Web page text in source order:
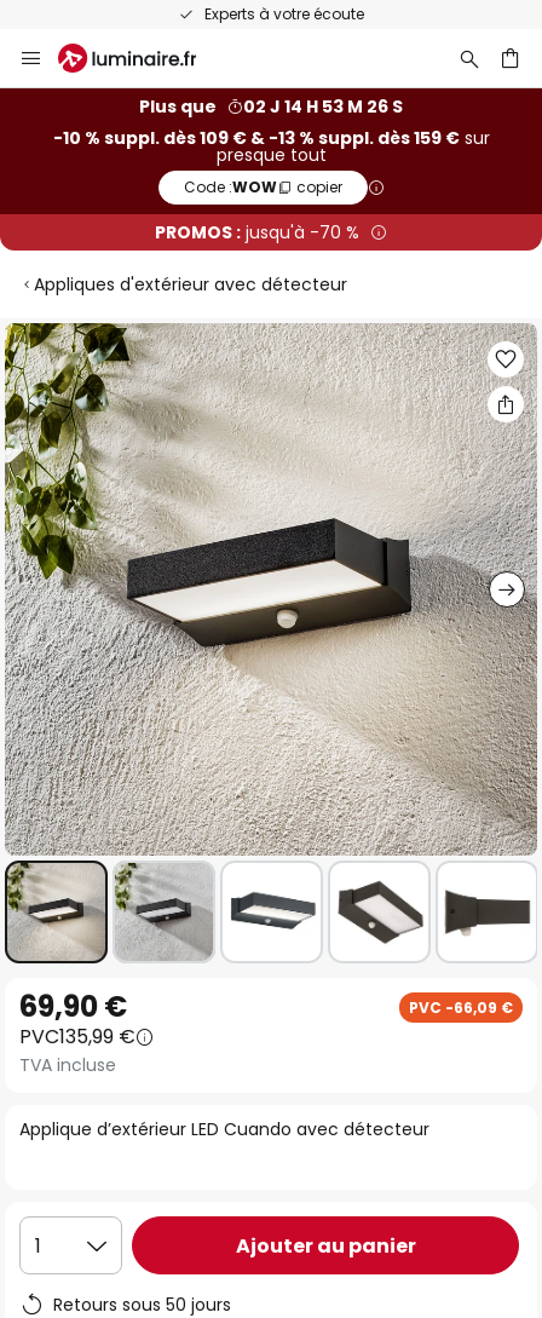
Experts à votre écoute
Allez
au
Plus que
02 J 14 H 53 M 26 S
-10 % suppl. dès 109 € & -13 % suppl. dès 159 €sur
presque tout
Code :WOW copier
PROMOS : jusqu'à -70 %
Appliques d'extérieur avec détecteur
Skip
to
the
end
of
the
images
gallery
to
the
beginning
the
Applique d’extérieur LED Cuando avec détecteur
69,90 € PVC -66,09 €
PVC135,99 €
TVA incluse
1 Ajouter au panier
Retours sous 50 jours